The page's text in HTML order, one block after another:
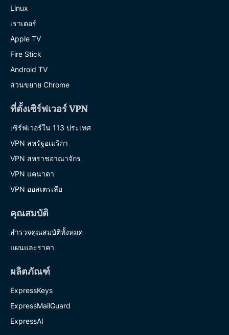
Linux
เราเตอร์
Apple TV
Fire Stick
Android TV
ส่วนขยาย Chrome
ที่ตั้งเซิร์ฟเวอร์ VPN
เซิร์ฟเวอร์ใน 113 ประเทศ
VPN สหรัฐอเมริกา
VPN สหราชอาณาจักร
VPN แคนาดา
VPN ออสเตรเลีย
คุณสมบัติ
สำรวจคุณสมบัติทั้งหมด
แผนและราคา
ผลิตภัณฑ์
ExpressKeys
ExpressMailGuard
ExpressAI